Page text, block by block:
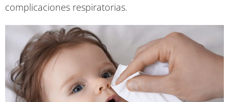
complicaciones respiratorias.